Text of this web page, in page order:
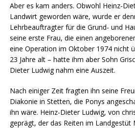
Aber es kam anders. Obwohl Heinz-
Landwirt geworden wäre, wurde er
Lehrbeauftragter für die Grund- und
seine erste Frau, die einen
eine Operation im Oktober 1974 nicht
23 Jahre alt – hatte ihm aber Sohn
Dieter Ludwig nahm eine Auszeit.
Nach einiger Zeit fragten ihn seine
Diakonie in Stetten, die Ponys
ihn wäre. Heinz-Dieter Ludwig, von
geprägt, der das Reiten im Landgestüt